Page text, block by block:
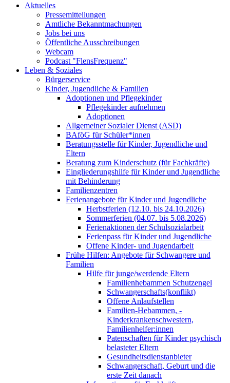
Aktuelles
Pressemitteilungen
Amtliche Bekanntmachungen
Jobs bei uns
Öffentliche Ausschreibungen
Webcam
Podcast "FlensFrequenz"
Leben & Soziales
Bürgerservice
Kinder, Jugendliche & Familien
Adoptionen und Pflegekinder
Pflegekinder aufnehmen
Adoptionen
Allgemeiner Sozialer Dienst (ASD)
BAföG für Schüler*innen
Beratungsstelle für Kinder, Jugendliche und
Eltern
Beratung zum Kinderschutz (für Fachkräfte)
Eingliederungshilfe für Kinder und Jugendliche
mit Behinderung
Familienzentren
Ferienangebote für Kinder und Jugendliche
Herbstferien (12.10. bis 24.10.2026)
Sommerferien (04.07. bis 5.08.2026)
Ferienaktionen der Schulsozialarbeit
Ferienpass für Kinder und Jugendliche
Offene Kinder- und Jugendarbeit
Frühe Hilfen: Angebote für Schwangere und
Familien
Hilfe für junge/werdende Eltern
Familienhebammen Schutzengel
Schwangerschafts(konflikt)
Offene Anlaufstellen
Familien-Hebammen, -
Kinderkrankenschwestern,
Familienhelfer:innen
Patenschaften für Kinder psychisch
belasteter Eltern
Gesundheitsdienstanbieter
Schwangerschaft, Geburt und die
erste Zeit danach